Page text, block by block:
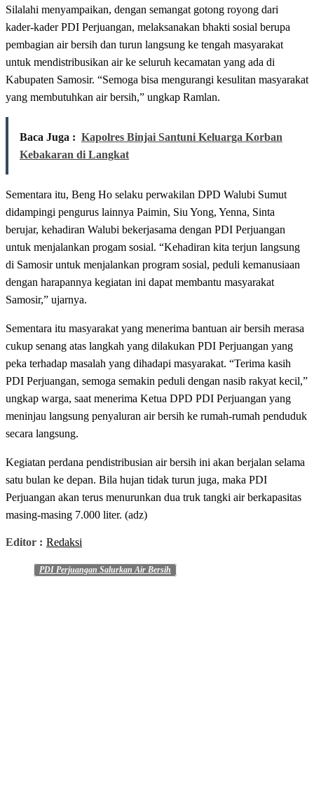
Silalahi menyampaikan, dengan semangat gotong royong dari
kader-kader PDI Perjuangan, melaksanakan bhakti sosial berupa
pembagian air bersih dan turun langsung ke tengah masyarakat
untuk mendistribusikan air ke seluruh kecamatan yang ada di
Kabupaten Samosir. “Semoga bisa mengurangi kesulitan masyarakat
yang membutuhkan air bersih,” ungkap Ramlan.
Baca Juga : Kapolres Binjai Santuni Keluarga Korban
Kebakaran di Langkat
Sementara itu, Beng Ho selaku perwakilan DPD Walubi Sumut
didampingi pengurus lainnya Paimin, Siu Yong, Yenna, Sinta
berujar, kehadiran Walubi bekerjasama dengan PDI Perjuangan
untuk menjalankan progam sosial. “Kehadiran kita terjun langsung
di Samosir untuk menjalankan program sosial, peduli kemanusiaan
dengan harapannya kegiatan ini dapat membantu masyarakat
Samosir,” ujarnya.
Sementara itu masyarakat yang menerima bantuan air bersih merasa
cukup senang atas langkah yang dilakukan PDI Perjuangan yang
peka terhadap masalah yang dihadapi masyarakat. “Terima kasih
PDI Perjuangan, semoga semakin peduli dengan nasib rakyat kecil,”
ungkap warga, saat menerima Ketua DPD PDI Perjuangan yang
meninjau langsung penyaluran air bersih ke rumah-rumah penduduk
secara langsung.
Kegiatan perdana pendistribusian air bersih ini akan berjalan selama
satu bulan ke depan. Bila hujan tidak turun juga, maka PDI
Perjuangan akan terus menurunkan dua truk tangki air berkapasitas
masing-masing 7.000 liter. (adz)
Editor : Redaksi
PDI Perjuangan Salurkan Air Bersih